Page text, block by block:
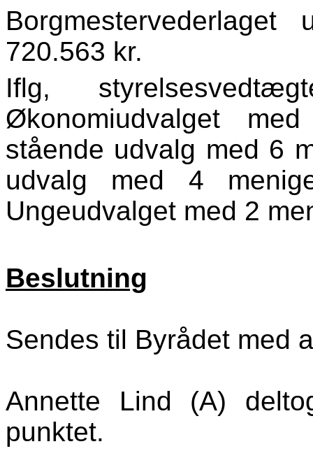
720.563 kr.
Iflg,
Økonomiudvalget
stående udvalg med 6
udvalg med 4
Ungeudvalget med 2
Beslutning
Sendes til Byrådet med
Annette Lind (A)
punktet.